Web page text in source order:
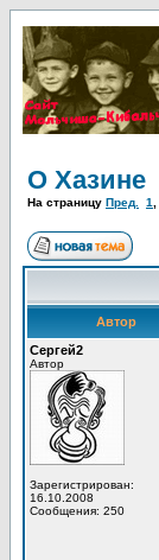
О Хазине
На страницу Пред. 1
Автор
Сергей2
Автор
Зарегистрирован:
16.10.2008
Сообщения: 250